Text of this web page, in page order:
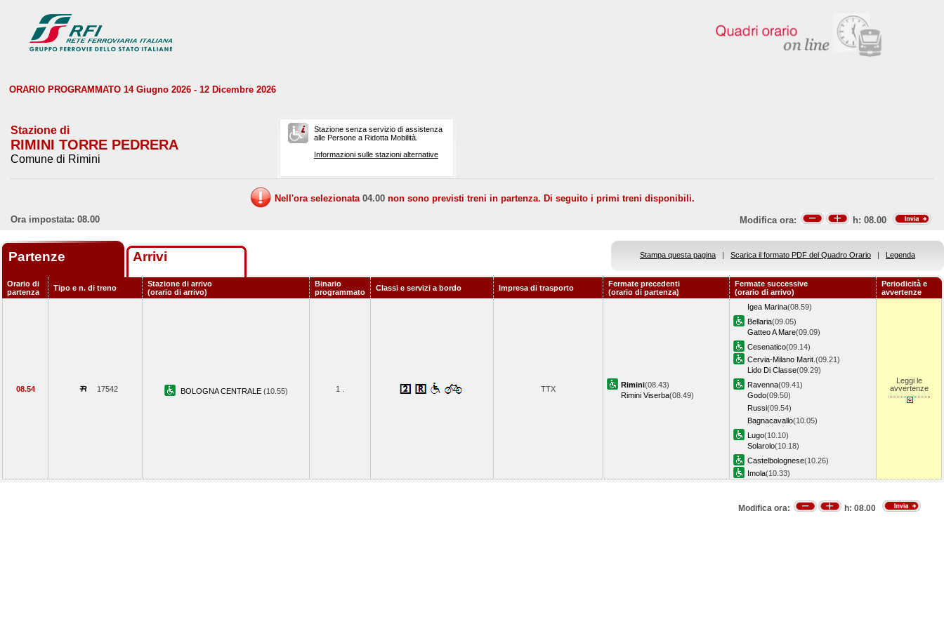
ORARIO PROGRAMMATO 14 Giugno 2026 - 12 Dicembre 2026
Stazione di
RIMINI TORRE PEDRERA
Comune di Rimini
Stazione senza servizio di assistenza
alle Persone a Ridotta Mobilità.
Informazioni sulle stazioni alternative
Nell'ora selezionata 04.00 non sono previsti treni in partenza. Di seguito i primi treni disponibili.
Ora impostata: 08.00
Modifica ora: h: 08.00
Partenze Arrivi Stampa questa pagina | Scarica il formato PDF del Quadro Orario | Legenda
Orario di
partenza
Tipo e n. di treno
Stazione di arrivo
(orario di arrivo)
Binario
programmato
Classi e servizi a bordo Impresa di trasporto
Fermate precedenti
(orario di partenza)
Fermate successive
(orario di arrivo)
Periodicità e
avvertenze
08.54 17542 BOLOGNA CENTRALE (10.55) 1 . TTX Rimini(08.43)
Rimini Viserba(08.49)
Igea Marina(08.59)
Bellaria(09.05)
Gatteo A Mare(09.09)
Cesenatico(09.14)
Cervia-Milano Marit. (09.21)
Lido Di Classe(09.29)
Ravenna(09.41)
Godo(09.50)
Russi(09.54)
Bagnacavallo(10.05)
Lugo(10.10)
Solarolo(10.18)
Castelbolognese(10.26)
Imola(10.33)
Leggi le
avvertenze
Modifica ora: h: 08.00